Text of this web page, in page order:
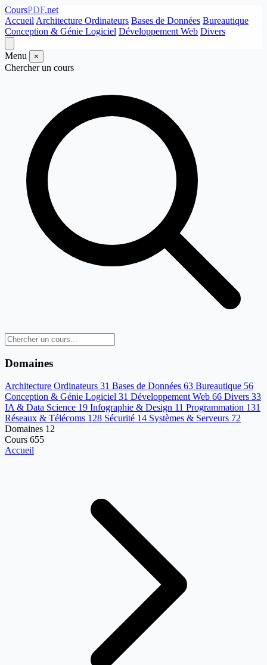
CoursPDF.net
Accueil Architecture Ordinateurs Bases de Données Bureautique
Conception & Génie Logiciel Développement Web Divers
Menu ×
Chercher un cours
Domaines
Architecture Ordinateurs 31 Bases de Données 63 Bureautique 56
Conception & Génie Logiciel 31 Développement Web 66 Divers 33
IA & Data Science 19 Infographie & Design 11 Programmation 131
Réseaux & Télécoms 128 Sécurité 14 Systèmes & Serveurs 72
Domaines 12
Cours 655
Accueil